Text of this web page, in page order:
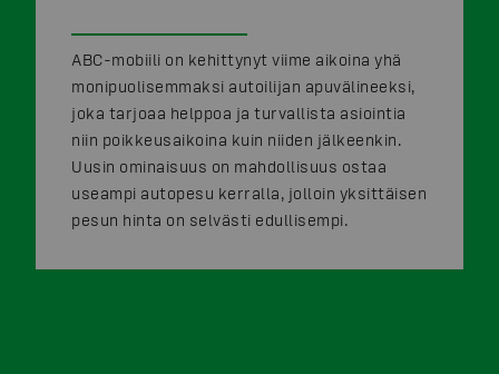
ABC-mobiili on kehittynyt viime aikoina yhä
monipuolisemmaksi autoilijan apuvälineeksi,
joka tarjoaa helppoa ja turvallista asiointia
niin poikkeusaikoina kuin niiden jälkeenkin.
Uusin ominaisuus on mahdollisuus ostaa
useampi autopesu kerralla, jolloin yksittäisen
pesun hinta on selvästi edullisempi.